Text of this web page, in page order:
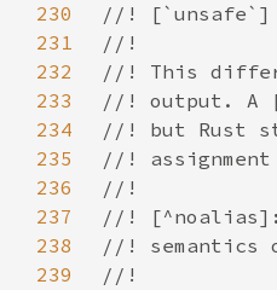
230
231
232
233
234
235
236
237
238
239